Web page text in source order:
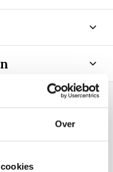
Over
dan
Stuur ons
stamdikte en